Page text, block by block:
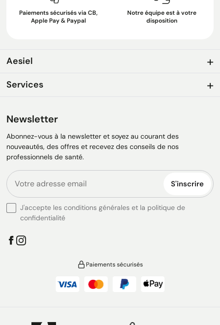
Paiements sécurisés via CB,
Apple Pay & Paypal
Notre équipe est à votre
disposition
Aesiel
Services
Newsletter
Abonnez-vous à la newsletter et soyez au courant des
nouveautés, des offres et recevez des conseils de nos
professionnels de santé.
S'inscrire
J'accepte les conditions générales et la politique de
confidentialité
Paiements sécurisés